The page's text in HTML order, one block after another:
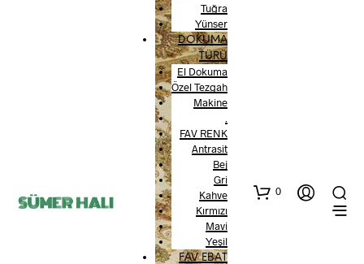
Tuğra
Yünser
DOKUMA
TÜRÜ
El Dokuma
Özel Tezgah
Makine
FAV RENK
Antrasit
Bej
Gri
Kahve
Kırmızı
Mavi
Yeşil
FAV EBAT
0